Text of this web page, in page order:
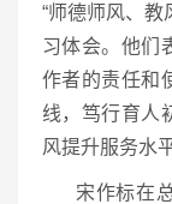
“师德师风、教
习体会。他们
作者的责任和
线，笃行育人
风提升服务水平
宋作标在